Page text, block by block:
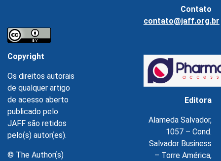
Copyright
Os direitos autorais
de qualquer artigo
de acesso aberto
publicado pelo
JAFF são retidos
pelo(s) autor(es).
© The Author(s)
Contato
contato@jaff.org.br
Editora
Alameda Salvador,
1057 – Cond.
Salvador Business
– Torre América,